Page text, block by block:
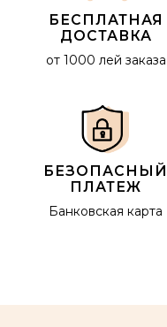
БЕСПЛАТНАЯ
ДОСТАВКА
от 1000 лей заказа
БЕЗОПАСНЫЙ
ПЛАТЕЖ
Банковская карта